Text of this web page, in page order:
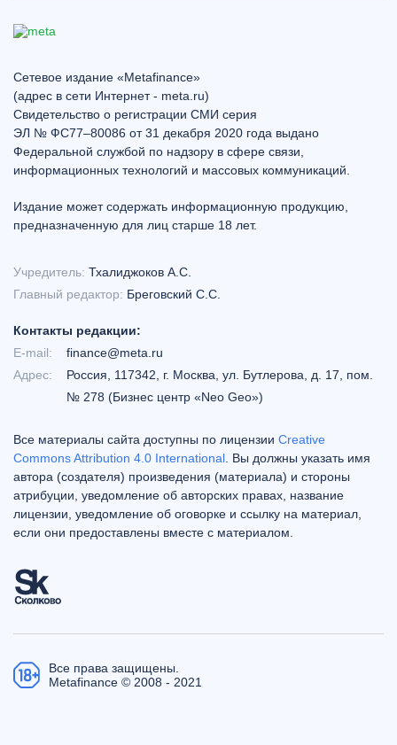
Сетевое издание «Metafinance»
(адрес в сети Интернет - meta.ru)
Свидетельство о регистрации СМИ серия
ЭЛ № ФС77–80086 от 31 декабря 2020 года выдано
Федеральной службой по надзору в сфере связи,
информационных технологий и массовых коммуникаций.
Издание может содержать информационную продукцию,
предназначенную для лиц старше 18 лет.
Учредитель: Тхалиджоков А.С.
Главный редактор: Бреговский С.С.
Контакты редакции:
E-mail:
finance@meta.ru
Адрес:
Россия, 117342, г. Москва, ул. Бутлерова, д. 17, пом.
№ 278 (Бизнес центр «Neo Geo»)
Все материалы сайта доступны по лицензии Creative
Commons Attribution 4.0 International . Вы должны указать имя
автора (создателя) произведения (материала) и стороны
атрибуции, уведомление об авторских правах, название
лицензии, уведомление об оговорке и ссылку на материал,
если они предоставлены вместе с материалом.
Все права защищены.
Metafinance © 2008 - 2021